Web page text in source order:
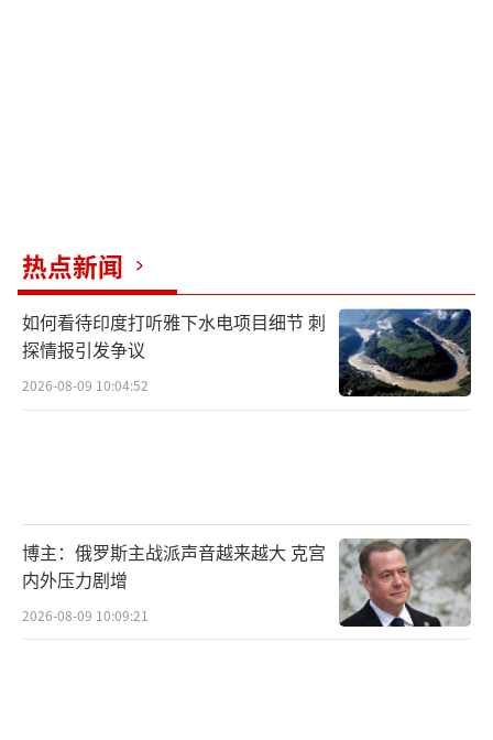
热点新闻
如何看待印度打听雅下水电项目细节 刺
探情报引发争议
2026-08-09 10:04:52
博主：俄罗斯主战派声音越来越大 克宫
内外压力剧增
2026-08-09 10:09:21